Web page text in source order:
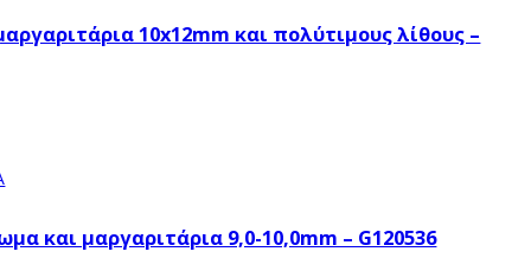
10x12mm και πολύτιμους λίθους –
και μαργαριτάρια 9,0-10,0mm – G120536